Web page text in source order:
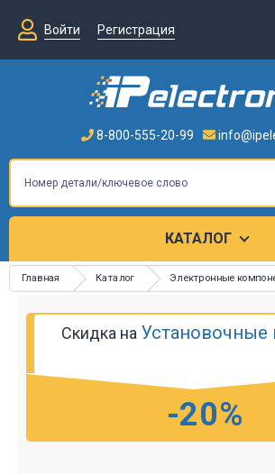
Войти
Регистрация
8-800-555-20-99
КАТАЛОГ
Главная Каталог Электронные
Скидка на Установочные
-20%